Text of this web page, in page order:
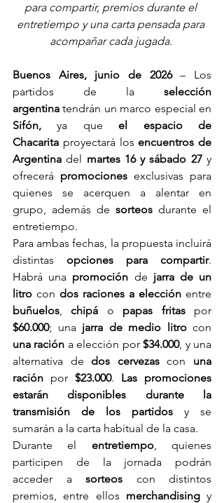
para compartir, premios durante el
entretiempo y una carta pensada para
acompañar cada jugada.
Buenos Aires, junio de 2026 – Los
partidos de la selección
argentina
Sifón, ya que el
espacio de
Chacarita proyectará los encuentros de
Argentina del martes 16 y sábado 27 y
ofrecerá promociones exclusivas para
quienes se acerquen a alentar en
grupo, además de sorteos durante el
entretiempo.
Para ambas fechas, la propuesta incluirá
distintas opciones para compartir.
Habrá una promoción de jarra de un
litro con dos raciones a elección
buñuelos, chipá o papas fritas
$60.000; una jarra de medio litro
una ración a elección por $34.000, y una
alternativa de dos cervezas con una
ración por $23.000. Las promociones
estarán disponibles durante la
transmisión de los partidos y se
sumarán a la carta habitual de la casa.
Durante el entretiempo, quienes
participen de la jornada podrán
acceder a sorteos con distintos
premios, entre ellos merchandising y